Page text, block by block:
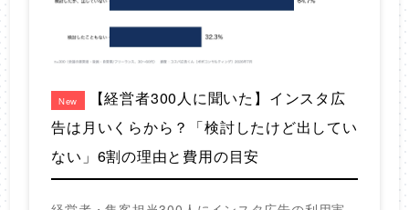
New
【経営者300人に聞いた】インスタ広
告は月いくらから？「検討したけど出してい
ない」6割の理由と費用の目安